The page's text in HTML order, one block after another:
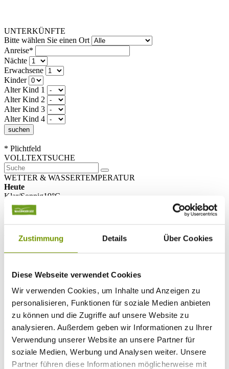
Zustimmung Details Über Cookies
Diese Webseite verwendet Cookies
Wir verwenden Cookies, um Inhalte und Anzeigen zu
personalisieren, Funktionen für soziale Medien anbieten
zu können und die Zugriffe auf unsere Website zu
analysieren. Außerdem geben wir Informationen zu Ihrer
Verwendung unserer Website an unsere Partner für
soziale Medien, Werbung und Analysen weiter. Unsere
Partner führen diese Informationen möglicherweise mit
UNTERKÜNFTE
Bitte wählen Sie einen Ort
Anreise*
Nächte
Erwachsene
Kinder
Alter Kind 1
Alter Kind 2
Alter Kind 3
Alter Kind 4
suchen
* Plichtfeld
VOLLTEXTSUCHE
WETTER & WASSERTEMPERATUR
Heute
Klar/Sonnig19°C
Morgen
30°C
26°C
25°CWaginger Segelclub
Campingplatz Gut Horn
25°C Strandbad Seeteufel
WEBCAM